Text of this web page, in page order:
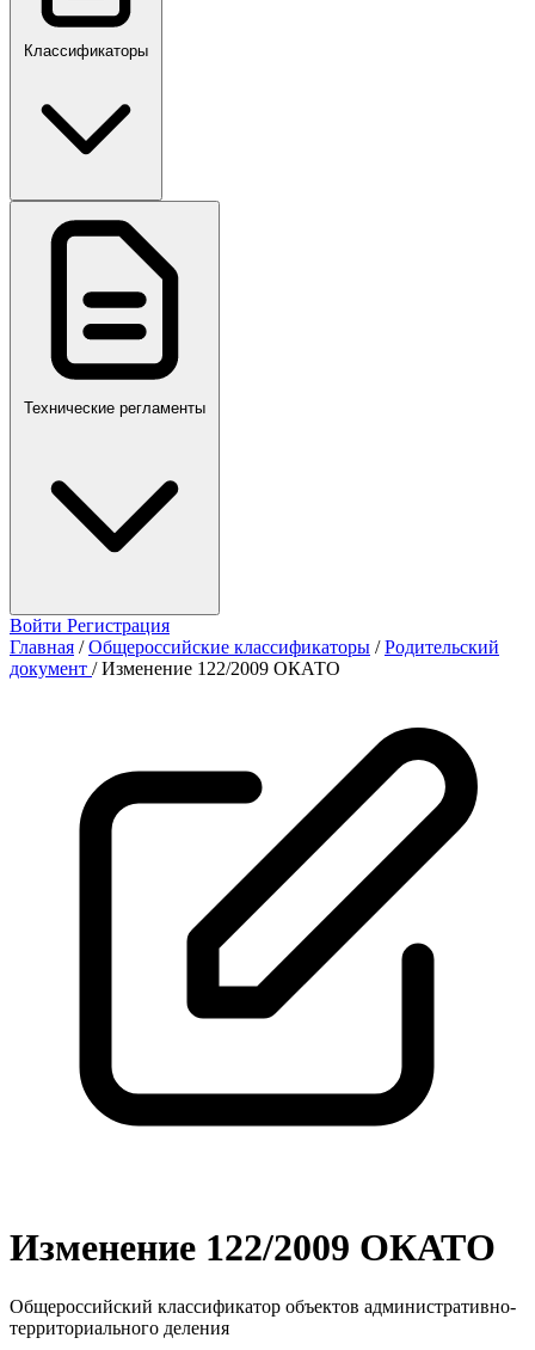
ПР,Р,ПМГ,РМГ
Классификаторы
Технические регламенты
Войти Регистрация
Главная / Общероссийские классификаторы / Родительский
документ / Изменение 122/2009 ОКАТО
Изменение 122/2009 ОКАТО
Общероссийский классификатор объектов административно-
территориального деления